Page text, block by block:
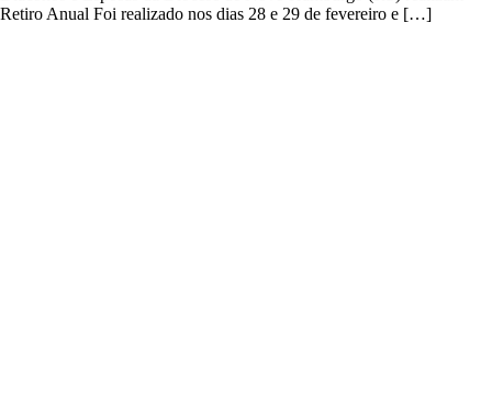
Retiro Anual Foi realizado nos dias 28 e 29 de fevereiro e […]